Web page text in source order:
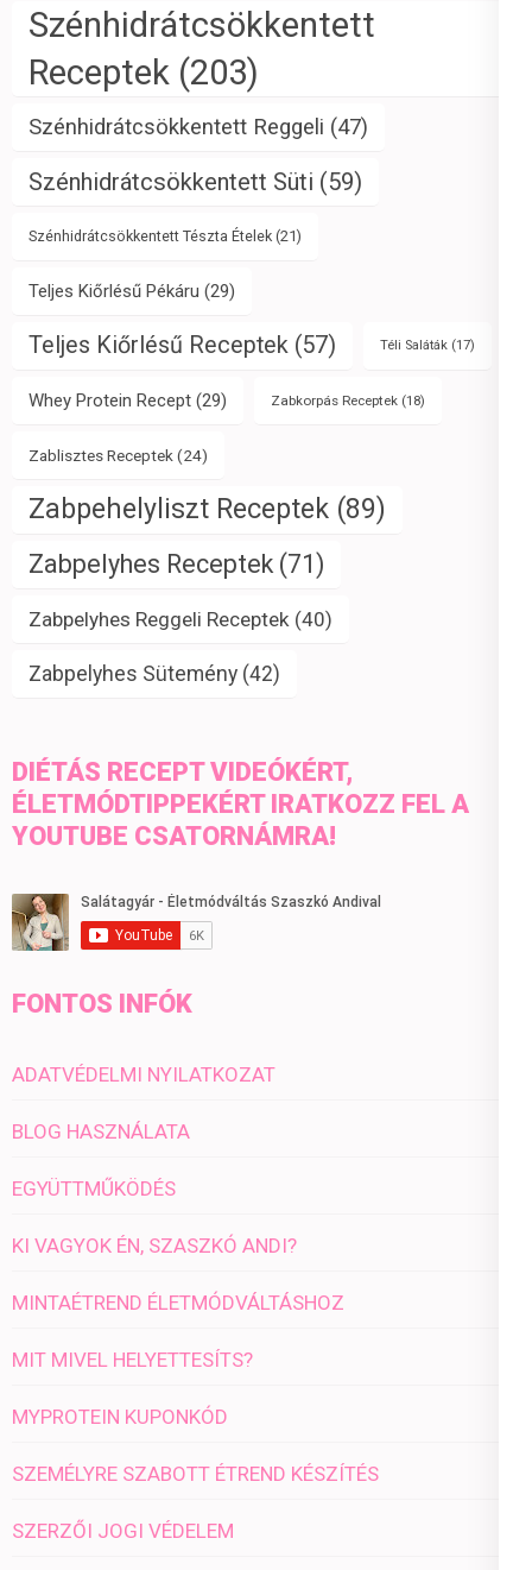
Szénhidrátcsökkentett
Receptek (203)
Szénhidrátcsökkentett Reggeli (47)
Szénhidrátcsökkentett Süti (59)
Szénhidrátcsökkentett Tészta Ételek (21)
Teljes Kiőrlésű Pékáru (29)
Teljes Kiőrlésű Receptek (57) Téli Saláták (17)
Whey Protein Recept (29) Zabkorpás Receptek (18)
Zablisztes Receptek (24)
Zabpehelyliszt Receptek (89)
Zabpelyhes Receptek (71)
Zabpelyhes Reggeli Receptek (40)
Zabpelyhes Sütemény (42)
DIÉTÁS RECEPT VIDEÓKÉRT,
ÉLETMÓDTIPPEKÉRT IRATKOZZ FEL A
YOUTUBE CSATORNÁMRA!
FONTOS INFÓK
ADATVÉDELMI NYILATKOZAT
BLOG HASZNÁLATA
EGYÜTTMŰKÖDÉS
KI VAGYOK ÉN, SZASZKÓ ANDI?
MINTAÉTREND ÉLETMÓDVÁLTÁSHOZ
MIT MIVEL HELYETTESÍTS?
MYPROTEIN KUPONKÓD
SZEMÉLYRE SZABOTT ÉTREND KÉSZÍTÉS
SZERZŐI JOGI VÉDELEM